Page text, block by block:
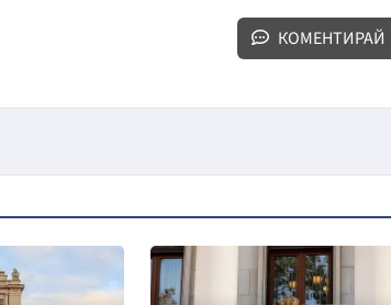
КОМЕНТИРАЙ